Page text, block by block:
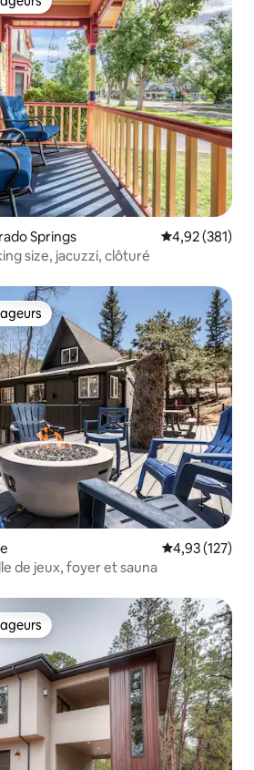
les plus appréciés
Springs Évaluation
4,92 (381)
size, jacuzzi, clôturé
les plus appréciés
Évaluation
4,93 (127)
de jeux, foyer et sauna
les plus appréciés